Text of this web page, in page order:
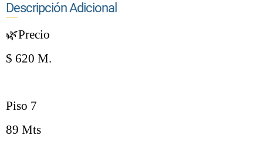
Descripción Adicional
🌿Precio
$ 620 M.
Piso 7
89 Mts